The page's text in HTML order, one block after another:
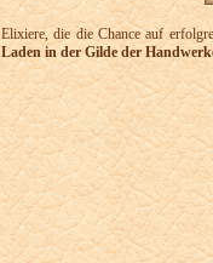
Elixiere, die die Chance auf
Laden in der Gilde der